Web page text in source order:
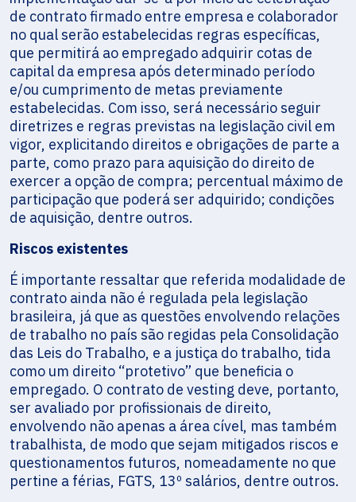
de contrato firmado entre empresa e colaborador
no qual serão estabelecidas regras específicas,
que permitirá ao empregado adquirir cotas de
capital da empresa após determinado período
e/ou cumprimento de metas previamente
estabelecidas. Com isso, será necessário seguir
diretrizes e regras previstas na legislação civil em
vigor, explicitando direitos e obrigações de parte a
parte, como prazo para aquisição do direito de
exercer a opção de compra; percentual máximo de
participação que poderá ser adquirido; condições
de aquisição, dentre outros.
Riscos existentes
É importante ressaltar que referida modalidade de
contrato ainda não é regulada pela legislação
brasileira, já que as questões envolvendo relações
de trabalho no país são regidas pela Consolidação
das Leis do Trabalho, e a justiça do trabalho, tida
como um direito “protetivo” que beneficia o
empregado. O contrato de vesting deve, portanto,
ser avaliado por profissionais de direito,
envolvendo não apenas a área cível, mas também
trabalhista, de modo que sejam mitigados riscos e
questionamentos futuros, nomeadamente no que
pertine a férias, FGTS, 13º salários, dentre outros.